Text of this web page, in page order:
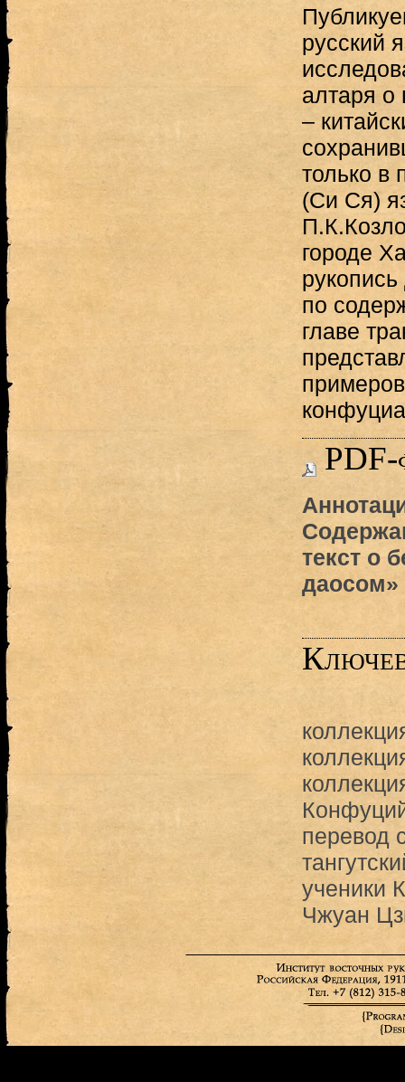
русский
алтаря
–
только в
(Си Ся)
городе
рукопись
по
главе
PDF-
текст о
даосом»
перевод
ученики
Чжуан